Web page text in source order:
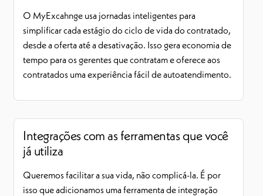
O MyExcahnge usa jornadas inteligentes para
simplificar cada estágio do ciclo de vida do contratado,
desde a oferta até a desativação. Isso gera economia de
tempo para os gerentes que contratam e oferece aos
contratados uma experiência fácil de autoatendimento.
Integrações com as ferramentas que você
já utiliza
Queremos facilitar a sua vida, não complicá-la. É por
isso que adicionamos uma ferramenta de integração